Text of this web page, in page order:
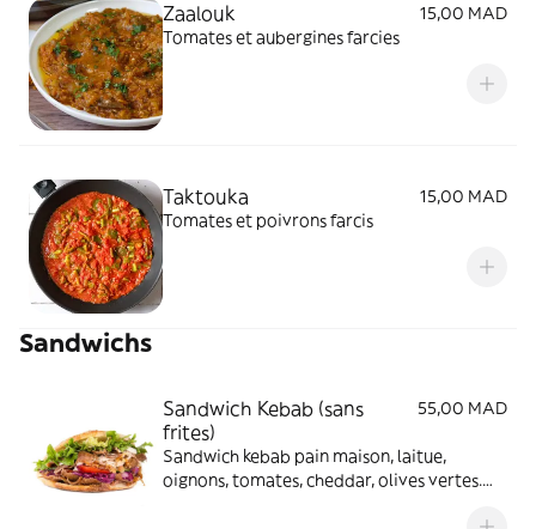
Zaalouk
15,00 MAD
Tomates et aubergines farcies
Taktouka
15,00 MAD
Tomates et poivrons farcis
Sandwichs
Sandwich Kebab (sans
frites)
55,00 MAD
Sandwich kebab pain maison, laitue,
oignons, tomates, cheddar, olives vertes.